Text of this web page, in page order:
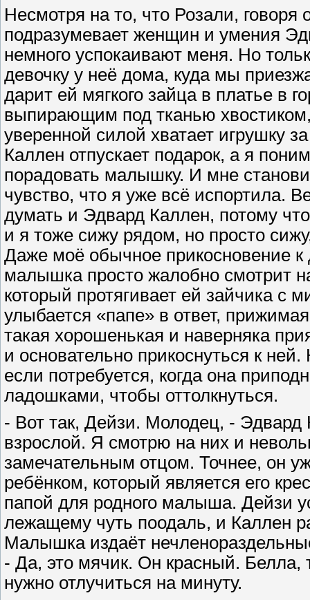
Несмотря на то, что Розали, говоря
подразумевает женщин и умения
немного успокаивают меня. Но
девочку у неё дома, куда мы
дарит ей мягкого зайца в платье в
выпирающим под тканью
уверенной силой хватает игрушку
Каллен отпускает подарок, а я
порадовать малышку. И мне
чувство, что я уже всё испортила.
думать и Эдвард Каллен, потому
и я тоже сижу рядом, но просто
Даже моё обычное прикосновение к
малышка просто жалобно смотрит
который протягивает ей зайчика
улыбается «папе» в ответ,
такая хорошенькая и наверняка
и основательно прикоснуться к
если потребуется, когда она
ладошками, чтобы оттолкнуться.
- Вот так, Дейзи. Молодец, - Эдвард
взрослой. Я смотрю на них и
замечательным отцом. Точнее, он
ребёнком, который является его
папой для родного малыша. Дейзи
лежащему чуть поодаль, и Каллен
Малышка издаёт
- Да, это мячик. Он красный.
нужно отлучиться на минуту.